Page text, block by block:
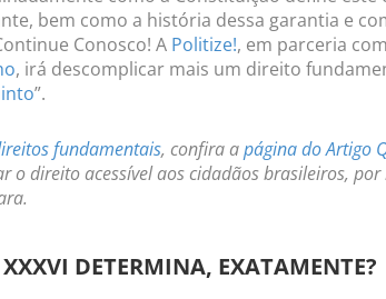
bem como a história dessa garantia e
Conosco! A Politize!, em parceria
, irá descomplicar mais um direito
”.
fundamentais, confira apágina do Artigo
o direito acessível aos cidadãos brasileiros,
DETERMINA, EXATAMENTE?